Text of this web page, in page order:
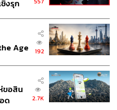
งรุก
Age
192
ขอสิน
ด
2.7K